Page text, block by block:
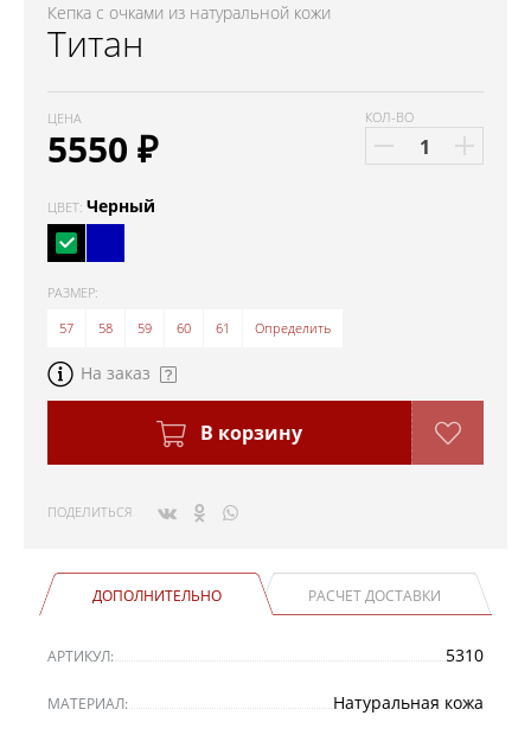
Кепка с очками из натуральной кожи
Титан
ЦЕНА
5550 ₽
КОЛ-ВО
ЦВЕТ: Черный
РАЗМЕР:
57
58 59 60 61 Определить
На заказ
В корзину
ПОДЕЛИТЬСЯ
ДОПОЛНИТЕЛЬНО РАСЧЕТ ДОСТАВКИ
АРТИКУЛ: 5310
МАТЕРИАЛ: Натуральная кожа